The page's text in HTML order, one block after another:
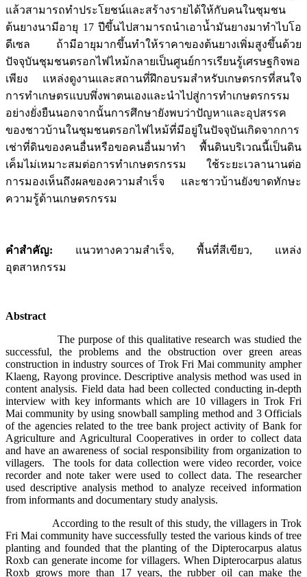
แล้วสามารถทำประโยชน์และสร้างรายได้ให้กับคนในชุมชน
ต้นยางนามีอายุ 17 ปีขึ้นไปสามารถนำเอาน้ำมันยางมาทำไบโอ
ดีเซล ถ้ามีอายุมากขึ้นทำให้ราคาของต้นยางเพิ่มสูงขึ้นด้วย
ปัจจุบันชุมชนตรอกไฟไหม้กลายเป็นศูนย์การเรียนรู้เศรษฐกิจพอ
เพียง แหล่งดูงานและสถานที่ฝึกอบรมสำหรับเกษตรกรที่สนใจ
การทำเกษตรแบบพึ่งพาตนเองและนำไปสู่การทำเกษตรกรรม
อย่างยั่งยืนนอกจากนั้นการศึกษายังพบว่าปัญหาและอุปสรรค
ของชาวบ้านในชุมชนตรอกไฟไหม้ที่มีอยู่ในปัจจุบันเกิดจากการ
เช่าที่ดินของคนอื่นหรือขอคนอื่นมาทำ พื้นดินบริเวณนี้เป็นดิน
เค็มไม่เหมาะสมต่อการทำเกษตรกรรม ใช้ระยะเวลานานต่อ
การมองเห็นถึงผลของความสำเร็จ และชาวบ้านยังขาดทักษะ
ความรู้ด้านเกษตรกรรม
คำสำคัญ: แนวทางความสำเร็จ, พื้นที่สีเขียว, แหล่ง
อุตสาหกรรม
Abstract
The purpose of this qualitative research was studied the
successful, the problems and the obstruction over green areas
construction in industry sources of Trok Fri Mai community ampher
Klaeng, Rayong province. Descriptive analysis method was used in
content analysis. Field data had been collected conducting in-depth
interview with key informants which are 10 villagers in Trok Fri
Mai community by using snowball sampling method and 3 Officials
of the agencies related to the tree bank project activity of Bank for
Agriculture and Agricultural Cooperatives in order to collect data
and have an awareness of social responsibility from organization to
villagers. The tools for data collection were video recorder, voice
recorder and note taker were used to collect data. The researcher
used descriptive analysis method to analyze received information
from informants and documentary study analysis.
According to the result of this study, the villagers in Trok
Fri Mai community have successfully tested the various kinds of tree
planting and founded that the planting of the Dipterocarpus alatus
Roxb can generate income for villagers. When Dipterocarpus alatus
Roxb grows more than 17 years, the rubber oil can make the